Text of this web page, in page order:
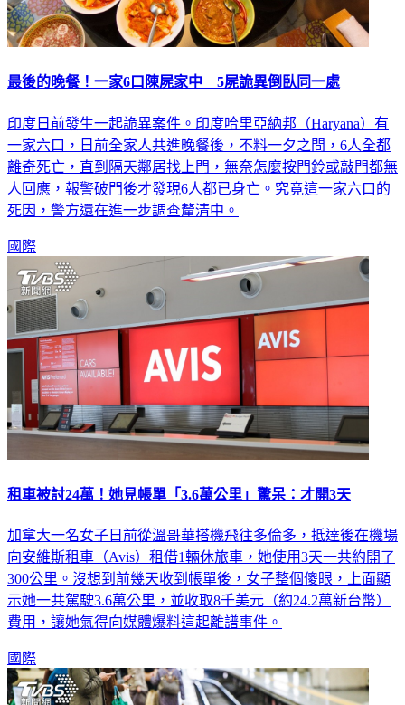
最後的晚餐！一家6口陳屍家中 5屍詭異倒臥同一處
印度日前發生一起詭異案件。印度哈里亞納邦（Haryana）有
一家六口，日前全家人共進晚餐後，不料一夕之間，6人全都
離奇死亡，直到隔天鄰居找上門，無奈怎麼按門鈴或敲門都無
人回應，報警破門後才發現6人都已身亡。究竟這一家六口的
死因，警方還在進一步調查釐清中。
國際
租車被討24萬！她見帳單「3.6萬公里」驚呆：才開3天
加拿大一名女子日前從溫哥華搭機飛往多倫多，抵達後在機場
向安維斯租車（Avis）租借1輛休旅車，她使用3天一共約開了
300公里。沒想到前幾天收到帳單後，女子整個傻眼，上面顯
示她一共駕駛3.6萬公里，並收取8千美元（約24.2萬新台幣）
費用，讓她氣得向媒體爆料這起離譜事件。
國際